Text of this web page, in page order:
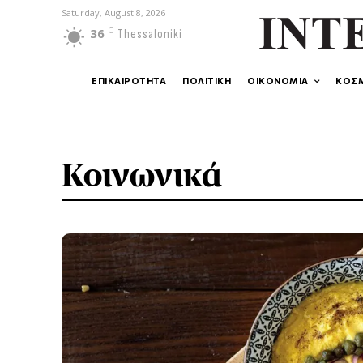
Saturday, August 8, 2026
36 C Thessaloniki
ΕΠΙΚΑΙΡΟΤΗΤΑ ΠΟΛΙΤΙΚΗ ΟΙΚΟΝΟΜΙΑ
Κοινωνικά